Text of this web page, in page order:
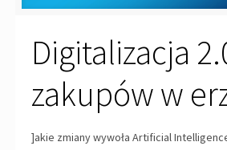
Digitalizacja
zakupów w
]akie zmiany wywoła Artificial